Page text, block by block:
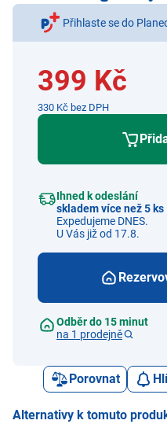
Přihlaste se do
399 Kč
330 Kč bez DPH
Ihned k odeslání
skladem více než 5 ks
Expedujeme DNES.
U Vás již od 17.8.
Odběr do 15 minut
na 1 prodejně
Porovnat
Alternativy k tomuto